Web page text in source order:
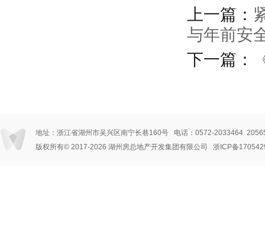
上一篇：
与年前安
下一篇：
地址：浙江省湖州市吴兴区南宁长巷160号 电话：0572-2033464
版权所有© 2017-2026 湖州房总地产开发集团有限公司 浙ICP备